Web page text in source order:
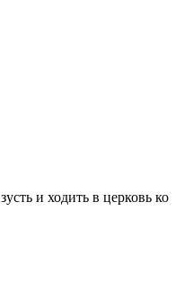
и ходить в церковь ко